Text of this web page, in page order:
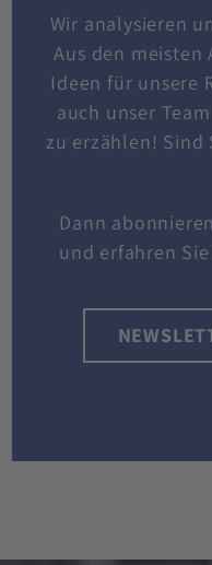
Wir analysieren
Aus den meisten
Ideen für unsere
auch unser
zu erzählen! Sind
Dann
und erfahren